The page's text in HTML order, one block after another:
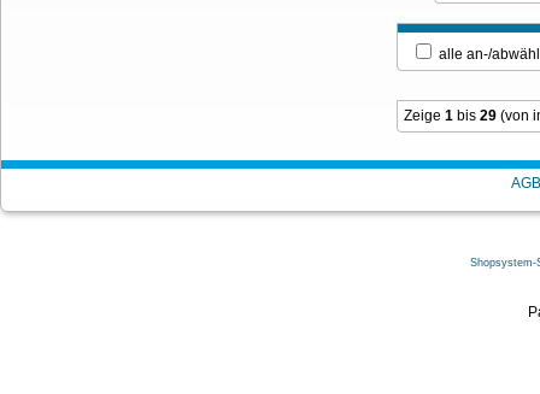
alle an-/
Zeige 1 bis 29 (von
AGB
Shopsystem-